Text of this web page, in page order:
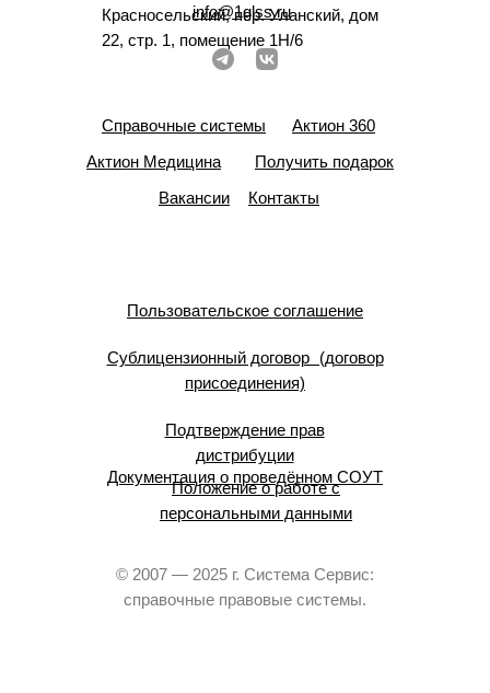
Красносельский, пер. Уланский, дом
22, стр. 1, помещение 1Н/6
info@1glss.ru
Справочные системы
Актион 360
Актион Медицина
Получить подарок
Вакансии
Контакты
Пользовательское соглашение
Сублицензионный договор (договор
присоединения)
Подтверждение прав
дистрибуции
Документация о проведённом СОУТ
Положение о работе с
персональными данными
© 2007 — 2025 г. Система Сервис:
справочные правовые системы.